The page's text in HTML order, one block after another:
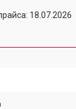
18.07.2026